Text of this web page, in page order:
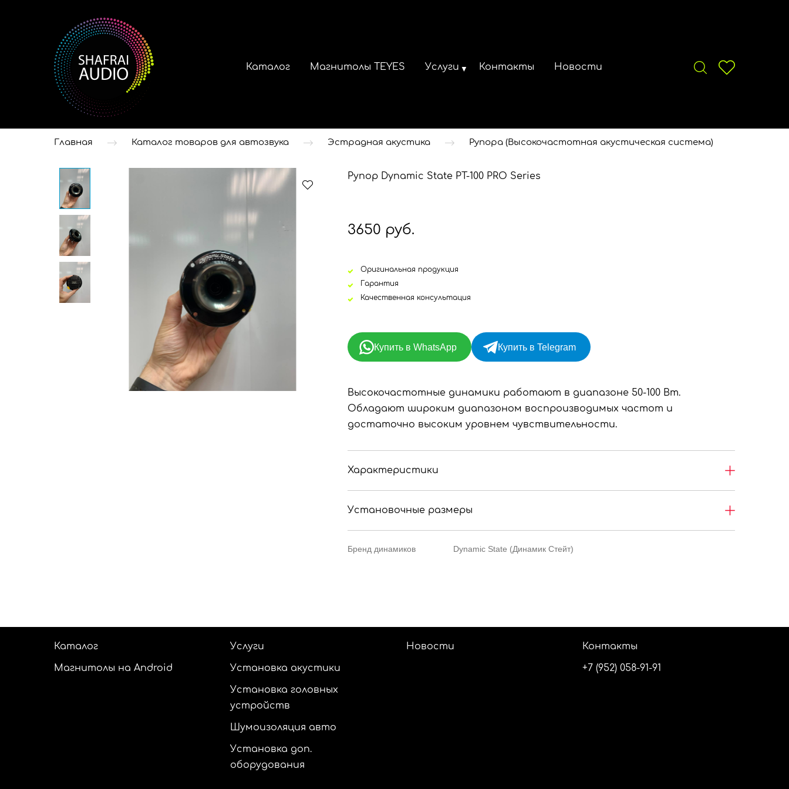
Каталог Магнитолы TEYES Услуги Контакты Новости
Главная Каталог товаров для автозвука Эстрадная акустика Рупора (Высокочастотная акустическая система)
Рупор Dynamic State PT-100 PRO Series
3650 руб.
Оригинальная продукция
Гарантия
Качественная консультация
Купить в WhatsApp Купить в Telegram
Высокочастотные динамики работают в диапазоне 50-100 Вт.
Обладают широким диапазоном воспроизводимых частот и
достаточно высоким уровнем чувствительности.
Характеристики
Установочные размеры
Бренд динамиков Dynamic State (Динамик Стейт)
Каталог
Магнитолы на Android
Услуги
Установка акустики
Установка головных
устройств
Шумоизоляция авто
Установка доп.
оборудования
Новости Контакты
+7 (952) 058-91-91